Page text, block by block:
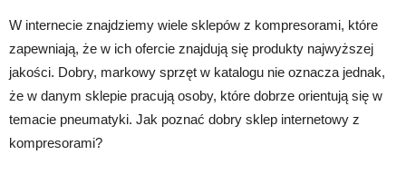
W internecie znajdziemy wiele sklepów z kompresorami, które
zapewniają, że w ich ofercie znajdują się produkty najwyższej
jakości. Dobry, markowy sprzęt w katalogu nie oznacza jednak,
że w danym sklepie pracują osoby, które dobrze orientują się w
temacie pneumatyki. Jak poznać dobry sklep internetowy z
kompresorami?